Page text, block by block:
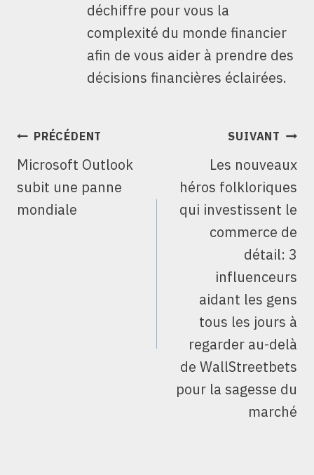
déchiffre pour vous la
complexité du monde financier
afin de vous aider à prendre des
décisions financières éclairées.
NAVIGATION
L’ARTICLE
PRÉCÉDENT
Microsoft Outlook
subit une panne
mondiale
SUIVANT
Les nouveaux
héros folkloriques
qui investissent le
commerce de
détail: 3
influenceurs
aidant les gens
tous les jours à
regarder au-delà
de WallStreetbets
pour la sagesse du
marché